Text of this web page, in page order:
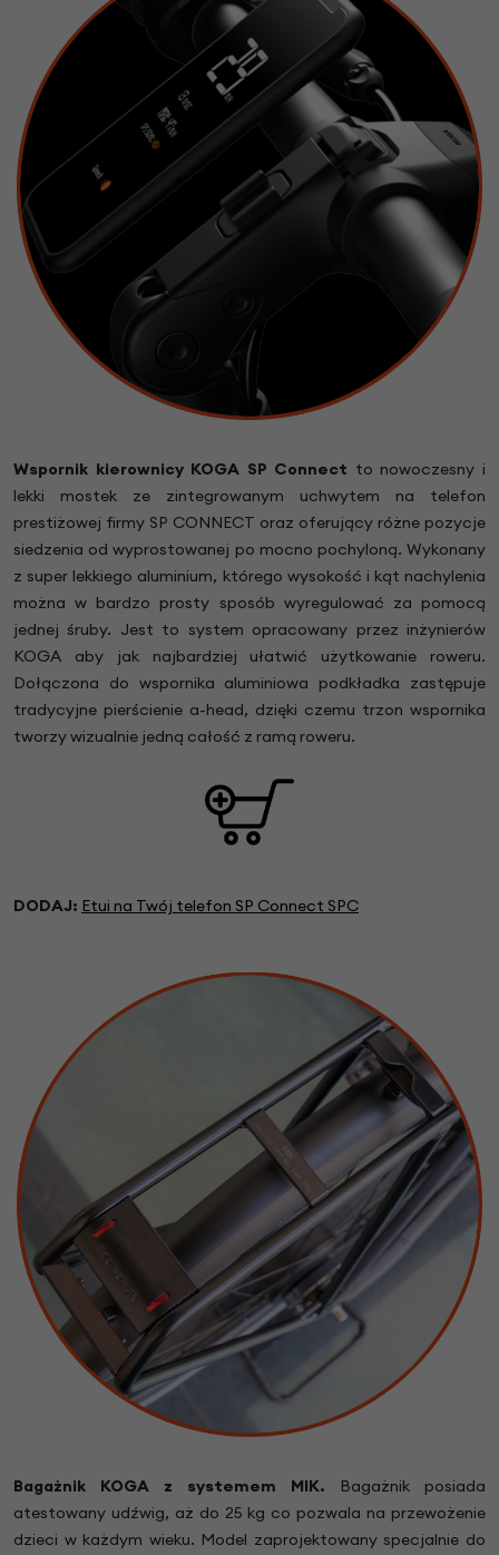
Wspornik kierownicy KOGA SP Connect to nowoczesny i
lekki mostek ze zintegrowanym uchwytem na telefon
prestiżowej firmy SP CONNECT oraz oferujący różne pozycje
siedzenia od wyprostowanej po mocno pochyloną. Wykonany
z super lekkiego aluminium, którego wysokość i kąt nachylenia
można w bardzo prosty sposób wyregulować za pomocą
jednej śruby. Jest to system opracowany przez inżynierów
KOGA aby jak najbardziej ułatwić użytkowanie roweru.
Dołączona do wspornika aluminiowa podkładka zastępuje
tradycyjne pierścienie a-head, dzięki czemu trzon wspornika
tworzy wizualnie jedną całość z ramą roweru.
DODAJ: Etui na Twój telefon SP Connect SPC
Bagażnik KOGA z systemem MIK. Bagażnik posiada
atestowany udźwig, aż do 25 kg co pozwala na przewożenie
dzieci w każdym wieku. Model zaprojektowany specjalnie do